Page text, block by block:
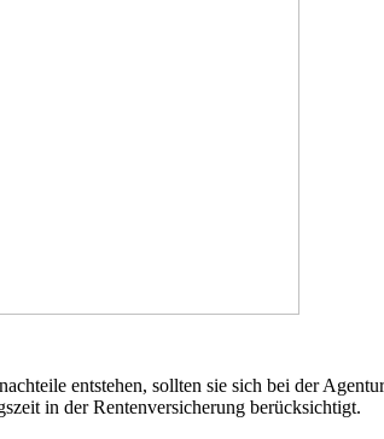
entstehen, sollten sie sich bei der
in der Rentenversicherung berücksichtigt.